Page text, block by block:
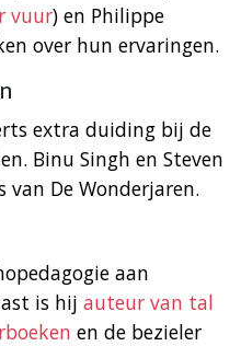
vuur) en Philippe
over hun ervaringen.
extra duiding bij de
Binu Singh en Steven
van De Wonderjaren.
aan
is hij auteur van tal
en de bezieler